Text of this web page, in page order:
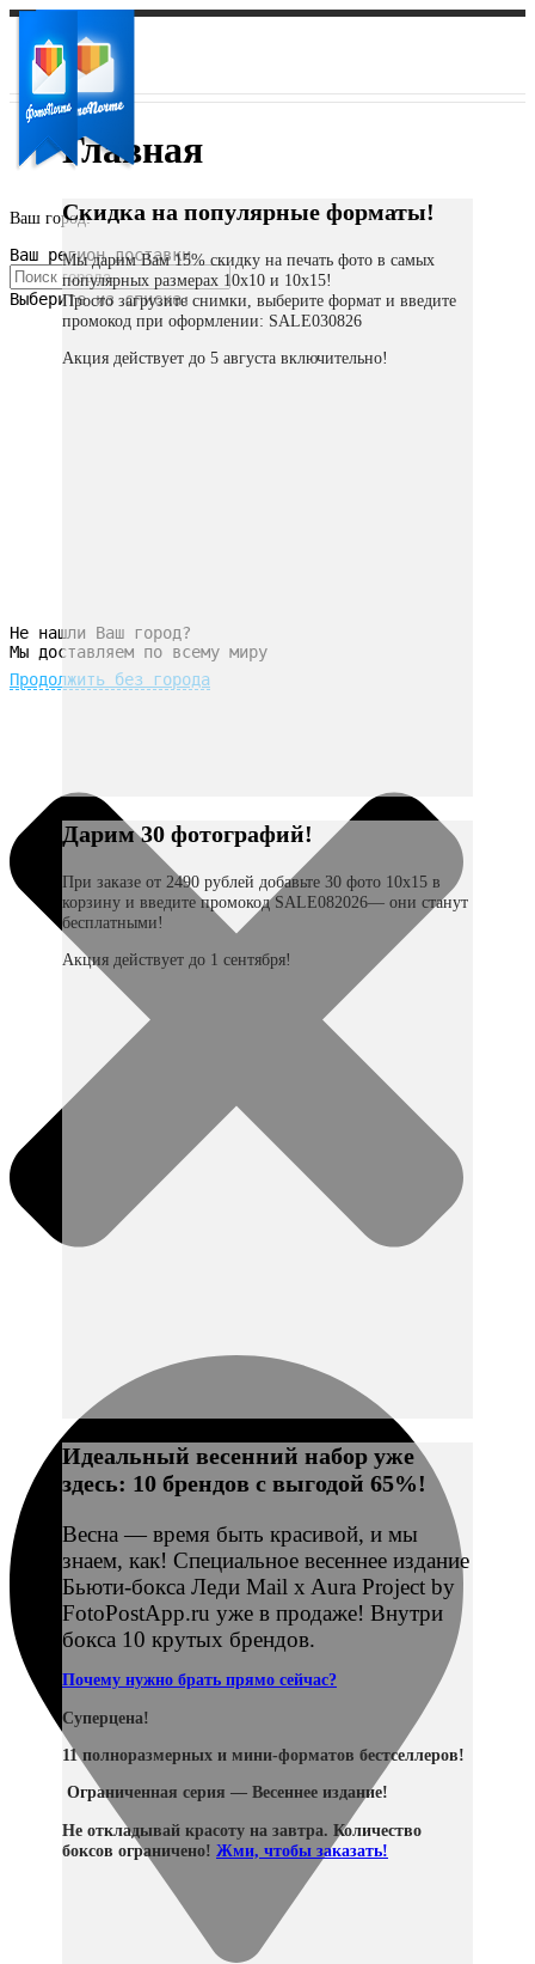
Ваш город:
Ваш регион доставки
Выберите из списка:
Не нашли Ваш город?
Мы доставляем по всему миру
Продолжить без города
Главная
Скидка на популярные форматы!
Мы дарим Вам 15% скидку на печать фото в самых
популярных размерах 10х10 и 10х15!
Просто загрузите снимки, выберите формат и введите
промокод при оформлении: SALE030826
Акция действует до 5 августа включительно!
Дарим 30 фотографий!
При заказе от 2490 рублей добавьте 30 фото 10х15 в
корзину и введите промокод SALE082026— они станут
бесплатными!
Акция действует до 1 сентября!
Идеальный весенний набор уже
здесь: 10 брендов с выгодой 65%!
Весна — время быть красивой, и мы
знаем, как! Специальное весеннее издание
Бьюти-бокса Леди Mail x Aura Project by
FotoPostApp.ru уже в продаже! Внутри
бокса 10 крутых брендов.
Почему нужно брать прямо сейчас?
Суперцена!
11 полноразмерных и мини-форматов бестселлеров!
Ограниченная серия — Весеннее издание!
Не откладывай красоту на завтра. Количество
боксов ограничено! Жми, чтобы заказать!